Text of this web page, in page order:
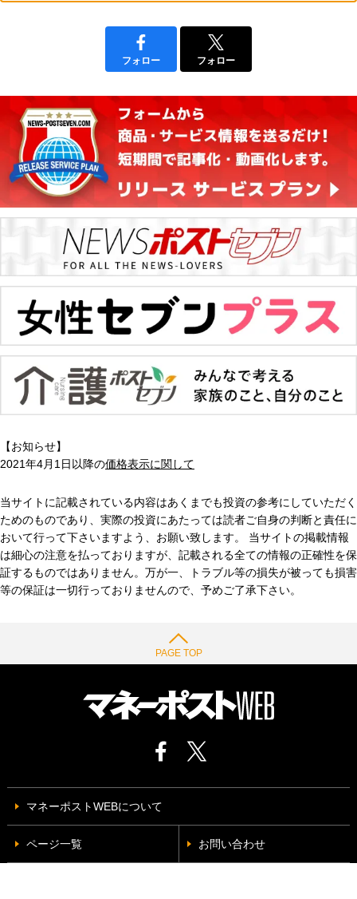
フォロー フォロー
【お知らせ】
2021年4月1日以降の価格表示に関して
当サイトに記載されている内容はあくまでも投資の参考にしていただく
ためのものであり、実際の投資にあたっては読者ご自身の判断と責任に
おいて行って下さいますよう、お願い致します。 当サイトの掲載情報
は細心の注意を払っておりますが、記載される全ての情報の正確性を保
証するものではありません。万が一、トラブル等の損失が被っても損害
等の保証は一切行っておりませんので、予めご了承下さい。
PAGE TOP
マネーポストWEBについて
ページ一覧 お問い合わせ